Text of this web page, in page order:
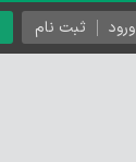
ورود ثبت نام